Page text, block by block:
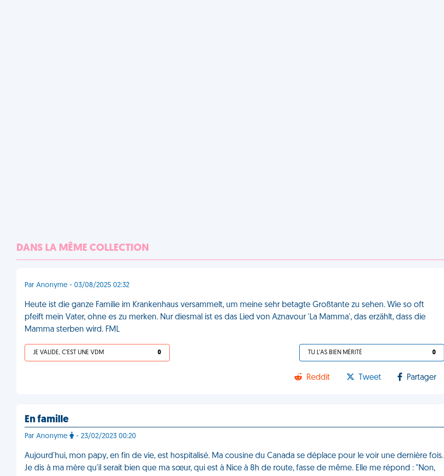
DANS LA MÊME COLLECTION
Par Anonyme - 03/08/2025 02:32
Heute ist die ganze Familie im Krankenhaus versammelt, um meine sehr betagte Großtante zu sehen. Wie so oft
pfeift mein Vater, ohne es zu merken. Nur diesmal ist es das Lied von Aznavour 'La Mamma', das erzählt, dass die
Mamma sterben wird. FML
JE VALIDE, C'EST UNE VDM 0 TU L'AS BIEN MÉRITÉ 0
Reddit Tweet Partager
En famille
Par Anonyme - 23/02/2023 00:20
Aujourd'hui, mon papy, en fin de vie, est hospitalisé. Ma cousine du Canada se déplace pour le voir une dernière fois.
Je dis à ma mère qu'il serait bien que ma sœur, qui est à Nice à 8h de route, fasse de même. Elle me répond : "Non,